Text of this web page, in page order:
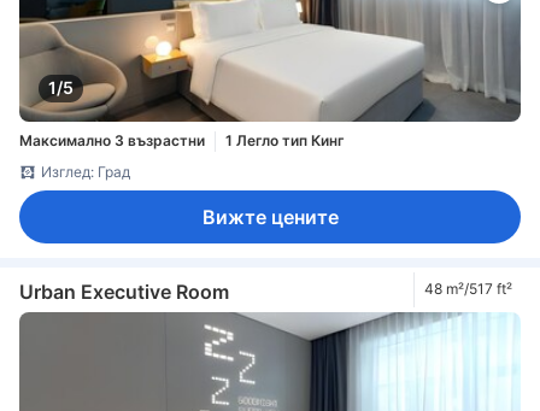
1/5
Максимално 3 възрастни
1 Легло тип Кинг
Изглед: Град
Вижте цените
Urban Executive Room 48 m²/517 ft²